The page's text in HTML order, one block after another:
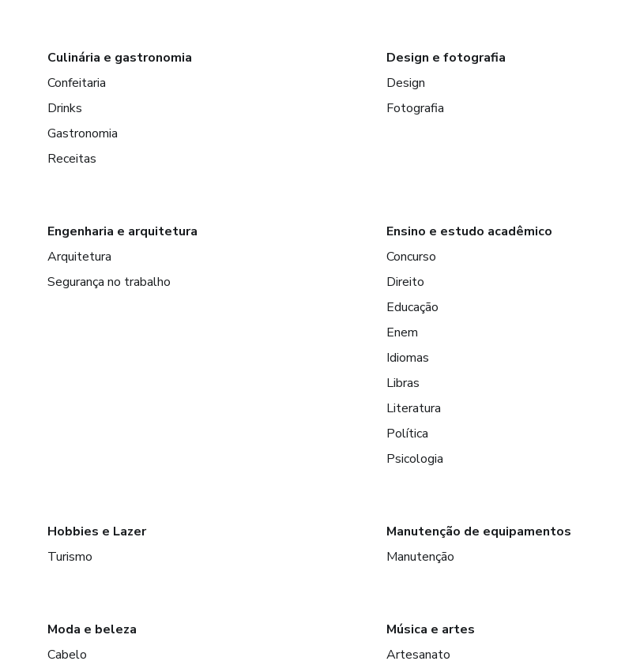
Culinária e gastronomia
Confeitaria
Drinks
Gastronomia
Receitas
Design e fotografia
Design
Fotografia
Engenharia e arquitetura
Arquitetura
Segurança no trabalho
Ensino e estudo acadêmico
Concurso
Direito
Educação
Enem
Idiomas
Libras
Literatura
Política
Psicologia
Hobbies e Lazer
Turismo
Manutenção de equipamentos
Manutenção
Moda e beleza
Cabelo
Música e artes
Artesanato